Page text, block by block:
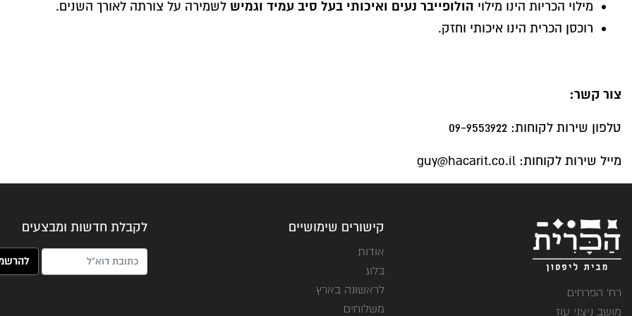
מילוי הכריות הינו מילוי הולופייבר נעים ואיכותי בעל סיב עמיד וגמיש לשמירה על צורתה לאורך השנים.
רוכסן הכרית הינו איכותי וחזק.
צור קשר:
טלפון שירות לקוחות: 09-9553922
מייל שירות לקוחות: guy@hacarit.co.il
רח' הפרחים
מושב ניצני עוז
קישורים שימושיים
אודות
בלוג
לראשונה בארץ
משלוחים
לקבלת חדשות ומבצעים
האימייל שלך (חובה)